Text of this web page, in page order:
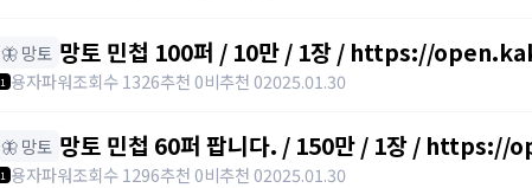
🦋 망토 망토 민첩 100퍼 / 10만 / 1장 / https://
1 용자파워조회수 1326추천 0비추천 02025.01.30
🦋 망토 망토 민첩 60퍼 팝니다. / 150만 / 1장 /
1 용자파워조회수 1296추천 0비추천 02025.01.30